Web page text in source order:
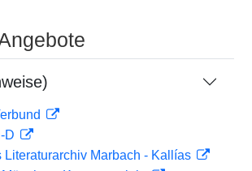
D
Literaturarchiv Marbach - Kallías